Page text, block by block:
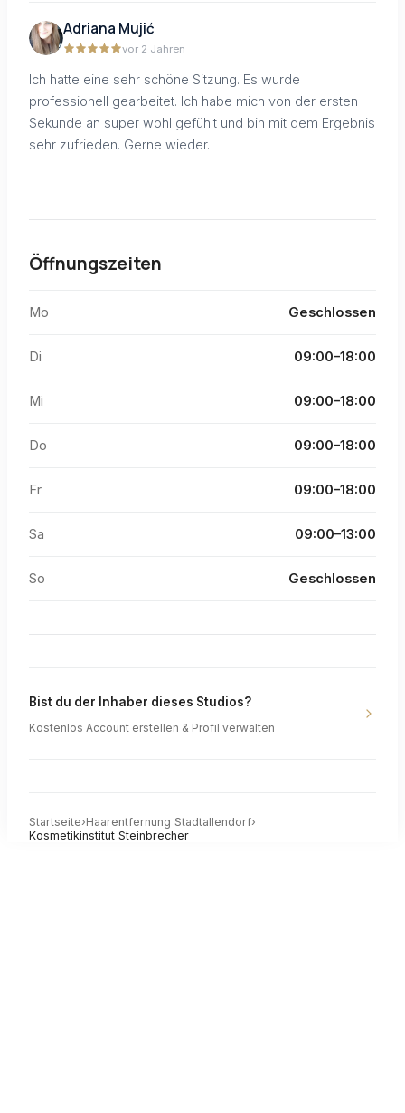
Adriana Mujić
vor 2 Jahren
Ich hatte eine sehr schöne Sitzung. Es wurde
professionell gearbeitet. Ich habe mich von der ersten
Sekunde an super wohl gefühlt und bin mit dem Ergebnis
sehr zufrieden. Gerne wieder.
Öffnungszeiten
Mo Geschlossen
Di 09:00–18:00
Mi 09:00–18:00
Do 09:00–18:00
Fr 09:00–18:00
Sa 09:00–13:00
So Geschlossen
Bist du der Inhaber dieses Studios?
Kostenlos Account erstellen & Profil verwalten
Startseite›Haarentfernung Stadtallendorf›
Kosmetikinstitut Steinbrecher